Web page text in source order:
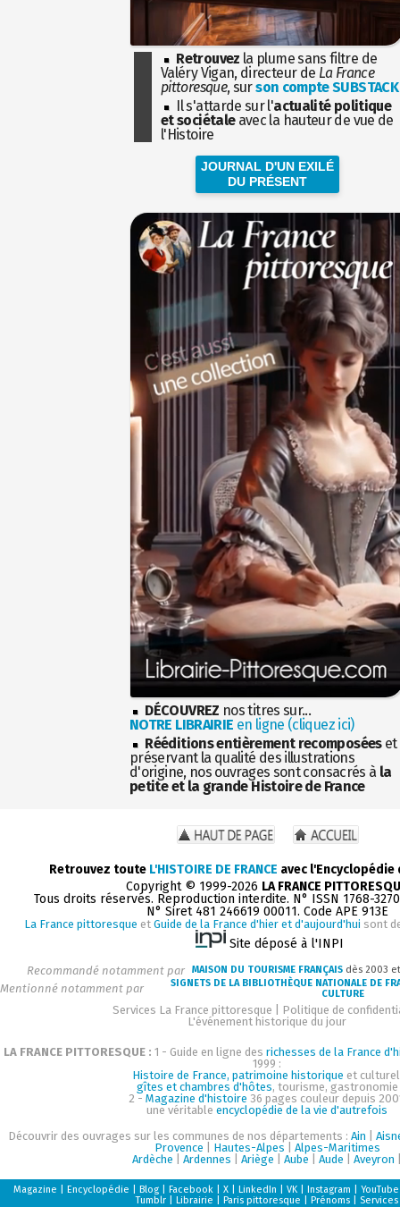
Retrouvez la plume sans filtre de
Valéry Vigan, directeur de La France
pittoresque, surson compte SUBSTACK
Il s'attarde sur l'actualité politique
et sociétaleavec la hauteur de vue de
l'Histoire
JOURNAL D'UN EXILÉ
DU PRÉSENT
DÉCOUVREZ nos titres sur...
NOTRE LIBRAIRIE en ligne (cliquez ici)
Rééditions entièrement recomposéeset
préservant la qualité des illustrations
d'origine, nos ouvrages sont consacrés à la
petite et la grande Histoire de France
Retrouvez toute L'HISTOIRE DE FRANCE avec
Copyright © 1999-2026 LA FRANCE
Tous droits réservés. Reproduction interdite. N° ISSN 1768-
N° Siret 481 246619 00011. Code APE 913E
La France pittoresque et Guide de la France d'hier et d'aujourd'hui sont
Site déposé à l'INPI
Recommandé notamment par MAISON DU TOURISME FRANÇAIS dès 2003
Mentionné notamment par
SIGNETS DE LA BIBLIOTHÈQUE NATIONALE DE
CULTURE
Services La France pittoresque
Politique de
L'événement historique du jour
LA FRANCE PITTORESQUE : 1 - Guide en ligne des richesses de la France
1999 :
Histoire de France, patrimoine historique et
gîtes et chambres d'hôtes, tourisme, gastronomie
2 - Magazine d'histoire 36 pages couleur depuis
une véritableencyclopédie de la vie d'autrefois
Découvrir des ouvrages sur les communes de nos départements :Ain |
Provence
Hautes-Alpes
Alpes-Maritimes
Ardèche |Ardennes |Ariège |Aube |Aude |Aveyron
Magazine |Encyclopédie |Blog |Facebook |X |LinkedIn |VK |Instagram |YouTube
Tumblr |Librairie |Paris pittoresque |Prénoms Services